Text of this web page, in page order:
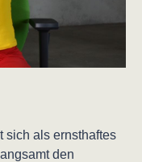
sich als ernsthaftes
den